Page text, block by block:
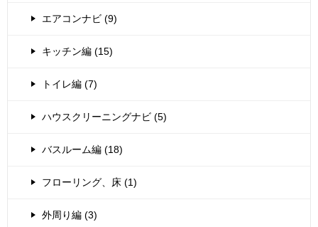
エアコンナビ (9)
キッチン編 (15)
トイレ編 (7)
ハウスクリーニングナビ (5)
バスルーム編 (18)
フローリング、床 (1)
外周り編 (3)